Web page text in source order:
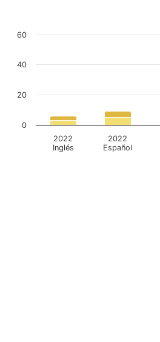
2022
Inglés
2022
Español
0
20
40
60